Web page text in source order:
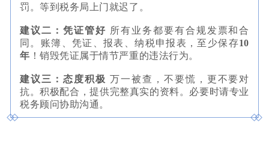
罚。等到税务局上门就迟了。
建议二：凭证管好 所有业务都要有合规发票和合
同。账簿、凭证、报表、纳税申报表，至少保存10
年 ！销毁凭证属于情节严重的违法行为。
建议三：态度积极 万一被查，不要慌，更不要对
抗。积极配合，提供完整真实的资料。必要时请专业
税务顾问协助沟通。